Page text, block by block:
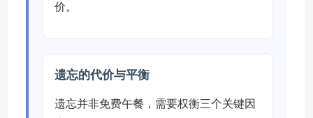
价。
遗忘的代价与平衡
遗忘并非免费午餐，需要权衡三个关键因